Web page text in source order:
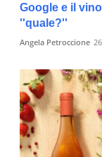
Google e il
''quale?''
Angela Petroccione